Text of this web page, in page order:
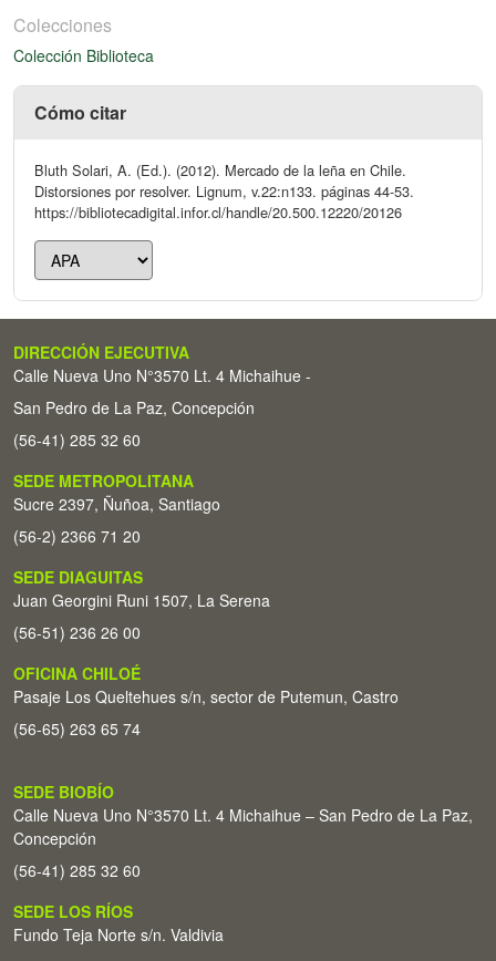
Colecciones
Colección Biblioteca
Cómo citar
Bluth Solari, A. (Ed.). (2012). Mercado de la leña en Chile.
Distorsiones por resolver. Lignum, v.22:n133. páginas 44-53.
https://bibliotecadigital.infor.cl/handle/20.500.12220/20126
DIRECCIÓN EJECUTIVA
Calle Nueva Uno N°3570 Lt. 4 Michaihue -
San Pedro de La Paz, Concepción
(56-41) 285 32 60
SEDE METROPOLITANA
Sucre 2397, Ñuñoa, Santiago
(56-2) 2366 71 20
SEDE DIAGUITAS
Juan Georgini Runi 1507, La Serena
(56-51) 236 26 00
OFICINA CHILOÉ
Pasaje Los Queltehues s/n, sector de Putemun, Castro
(56-65) 263 65 74
SEDE BIOBÍO
Calle Nueva Uno N°3570 Lt. 4 Michaihue – San Pedro de La Paz,
Concepción
(56-41) 285 32 60
SEDE LOS RÍOS
Fundo Teja Norte s/n. Valdivia